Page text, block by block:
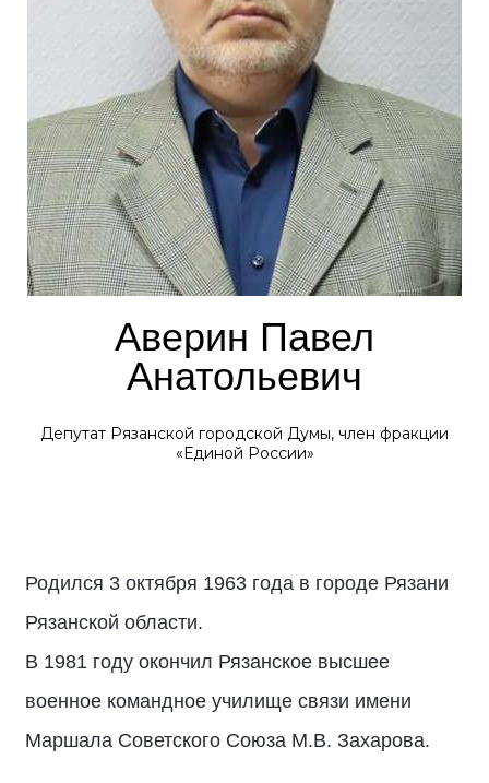
Аверин Павел
Анатольевич
Депутат Рязанской городской Думы, член фракции
«Единой России»
Родился 3 октября 1963 года в городе Рязани
Рязанской области.
В 1981 году окончил Рязанское высшее
военное командное училище связи имени
Маршала Советского Союза М.В. Захарова.